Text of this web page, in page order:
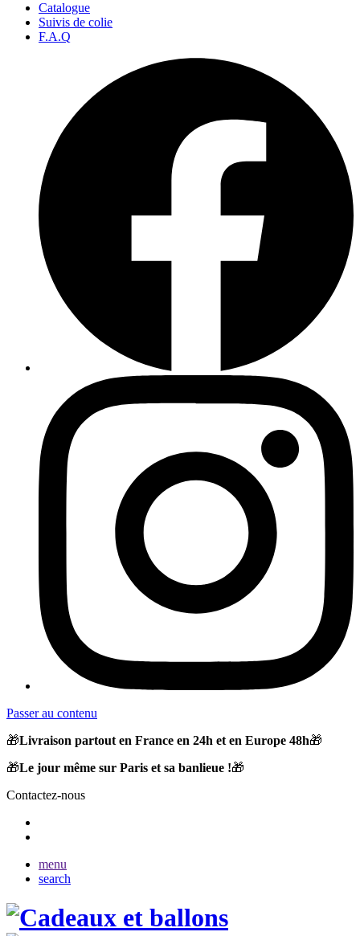
Catalogue
Suivis de colie
F.A.Q
Passer au contenu
🎁Livraison partout en France en 24h et en Europe 48h🎁
🎁Le jour même sur Paris et sa banlieue !🎁
Contactez-nous
menu
search